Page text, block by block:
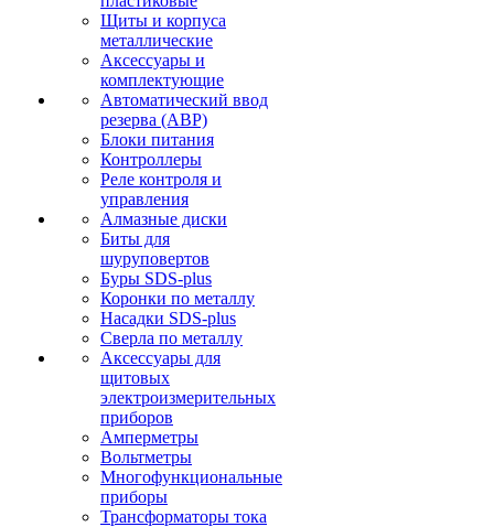
Щиты и корпуса
металлические
Аксессуары и
комплектующие
Автоматический ввод
резерва (АВР)
Блоки питания
Контроллеры
Реле контроля и
управления
Алмазные диски
Биты для
шуруповертов
Буры SDS-plus
Коронки по металлу
Насадки SDS-plus
Сверла по металлу
Аксессуары для
щитовых
электроизмерительных
приборов
Амперметры
Вольтметры
Многофункциональные
приборы
Трансформаторы тока